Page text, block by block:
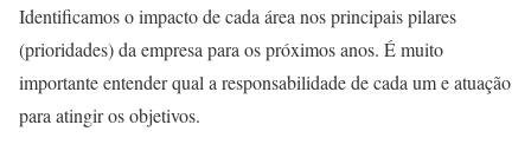
Identificamos o impacto de cada área nos principais pilares
(prioridades) da empresa para os próximos anos. É muito
importante entender qual a responsabilidade de cada um e atuação
para atingir os objetivos.